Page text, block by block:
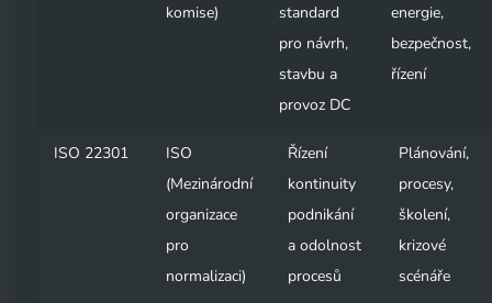
komise)
standard
pro návrh,
stavbu a
provoz DC
energie,
bezpečnost,
řízení
ISO 22301
ISO
(Mezinárodní
organizace
pro
normalizaci)
Řízení
kontinuity
podnikání
a odolnost
procesů
Plánování,
procesy,
školení,
krizové
scénáře